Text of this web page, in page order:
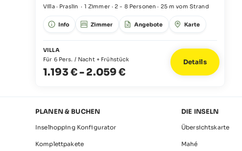
Villa · Praslin · 1 Zimmer·2 - 8 Personen · 25 m vom Strand
Info Zimmer Angebote Karte
VILLA
Für 6 Pers. / Nacht + Frühstück
1.193 €- 2.059 €
Details
PLANEN & BUCHEN
Inselhopping Konfigurator
Komplettpakete
DIE INSELN
Übersichtskarte
Mahé